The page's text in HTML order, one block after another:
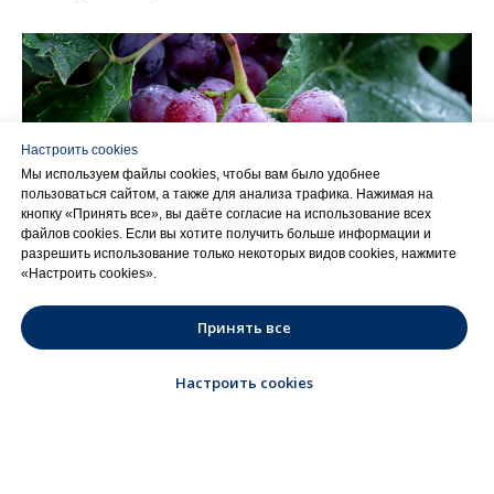
Настроить cookies
Мы используем файлы cookies, чтобы вам было удобнее
пользоваться сайтом, а также для анализа трафика. Нажимая на
кнопку «Принять все», вы даёте согласие на использование всех
файлов cookies. Если вы хотите получить больше информации и
разрешить использование только некоторых видов cookies, нажмите
«Настроить cookies».
Принять все
Настроить cookies